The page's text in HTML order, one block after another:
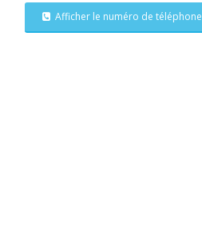
Afficher le numéro de téléphone